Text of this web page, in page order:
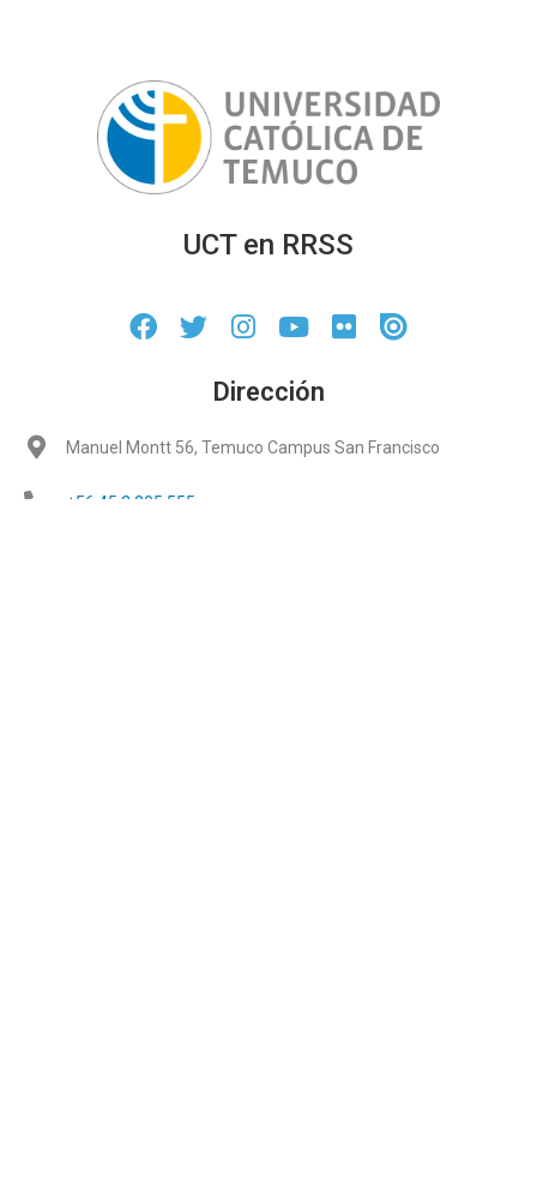
UCT en RRSS
Dirección
Manuel Montt 56, Temuco Campus San Francisco
+56 45 2 205 555